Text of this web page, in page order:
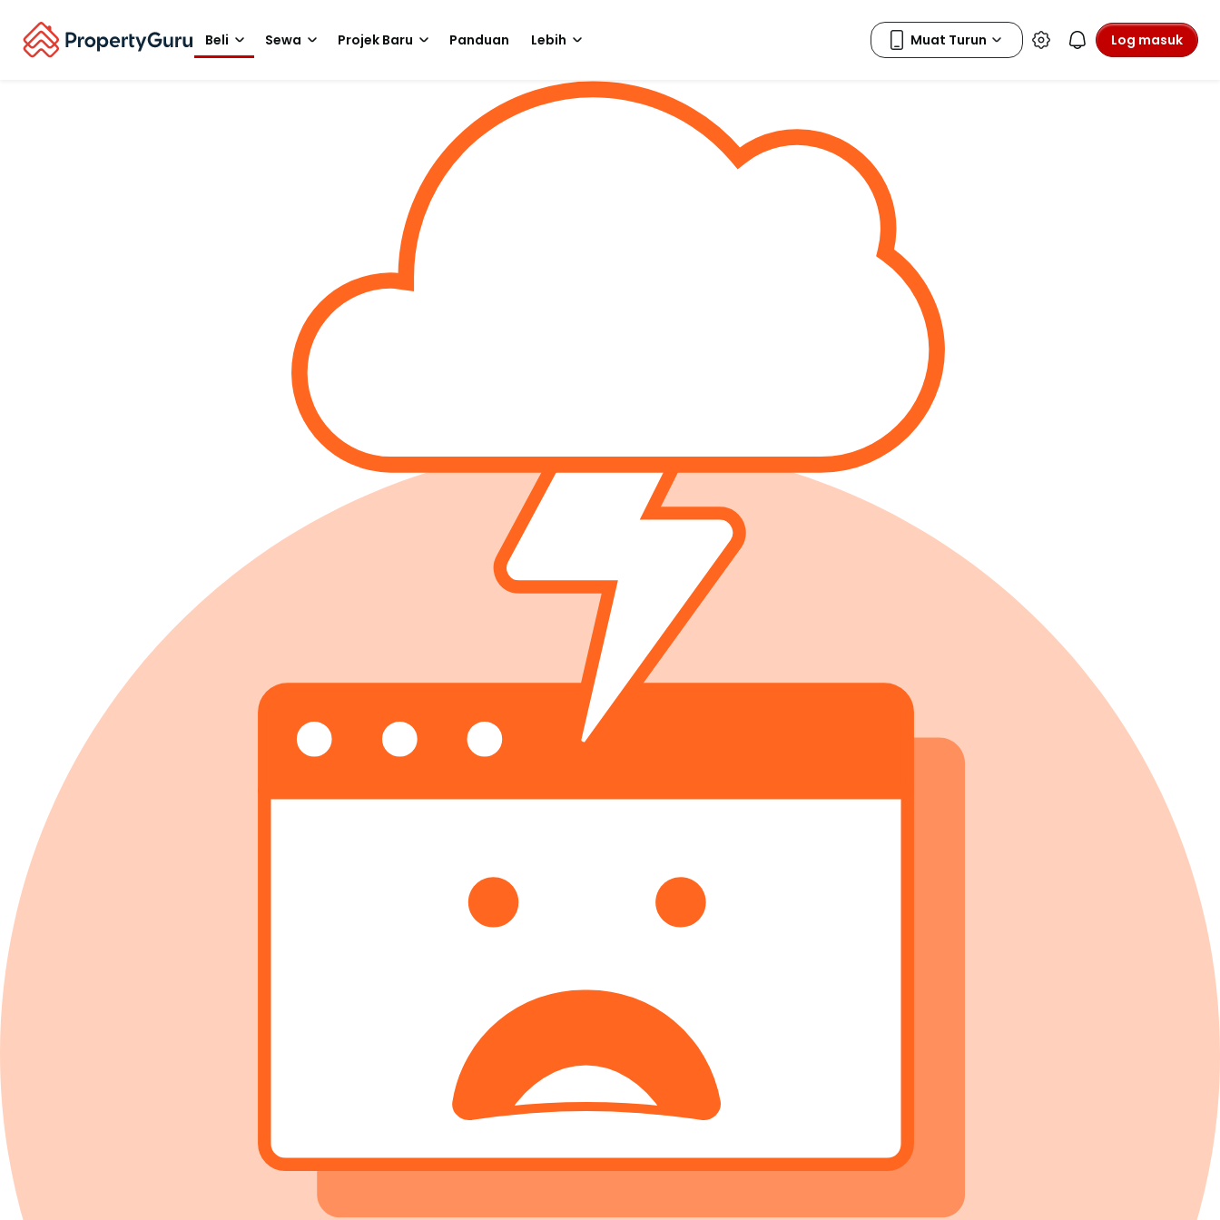
Beli Sewa Projek Baru Panduan Lebih Log masuk